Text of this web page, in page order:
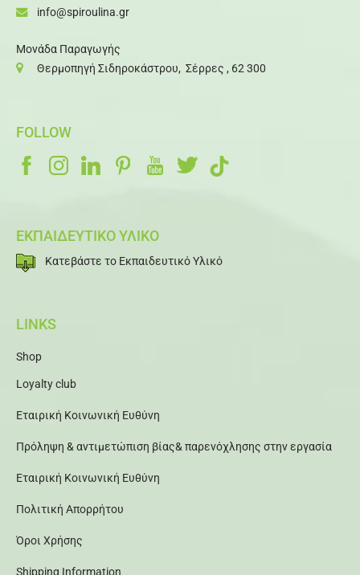
info@spiroulina.gr
Μονάδα Παραγωγής
Θερμοπηγή Σιδηροκάστρου, Σέρρες , 62 300
FOLLOW
ΕΚΠΑΙΔΕΥΤΙΚΟ ΥΛΙΚΟ
Κατεβάστε το Εκπαιδευτικό Υλικό
LINKS
Shop
Loyalty club
Εταιρική Κοινωνική Ευθύνη
Πρόληψη & αντιμετώπιση βίας& παρενόχλησης στην εργασία
Εταιρική Κοινωνική Ευθύνη
Πολιτική Απορρήτου
Όροι Χρήσης
Shipping Information